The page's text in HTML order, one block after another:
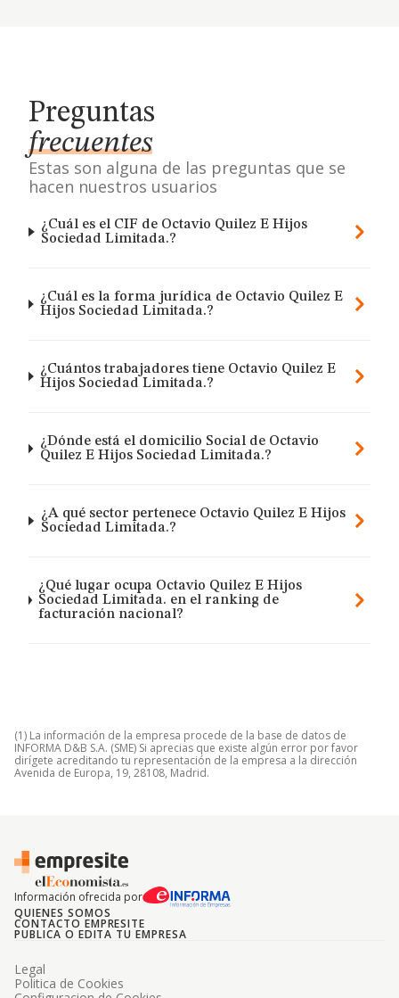
Preguntas
frecuentes
Estas son alguna de las preguntas que se
hacen nuestros usuarios
¿Cuál es el CIF de Octavio Quilez E Hijos
Sociedad Limitada.?
¿Cuál es la forma jurídica de Octavio Quilez E
Hijos Sociedad Limitada.?
¿Cuántos trabajadores tiene Octavio Quilez E
Hijos Sociedad Limitada.?
¿Dónde está el domicilio Social de Octavio
Quilez E Hijos Sociedad Limitada.?
¿A qué sector pertenece Octavio Quilez E Hijos
Sociedad Limitada.?
¿Qué lugar ocupa Octavio Quilez E Hijos
Sociedad Limitada. en el ranking de
facturación nacional?
(1) La información de la empresa procede de la base de datos de
INFORMA D&B S.A. (SME) Si aprecias que existe algún error por favor
dirígete acreditando tu representación de la empresa a la dirección
Avenida de Europa, 19, 28108, Madrid.
Información ofrecida por
QUIENES SOMOS
CONTACTO EMPRESITE
PUBLICA O EDITA TU EMPRESA
Legal
Politica de Cookies